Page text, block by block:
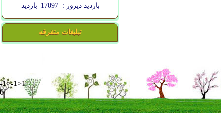
بازدید دیروز : 17097 بازدید
تبلیغات متفرقه
-1>-1>1
0